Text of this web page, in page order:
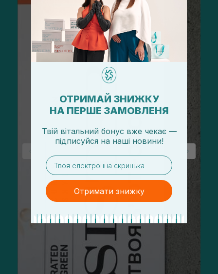
ОТРИМАЙ ЗНИЖКУ
НА ПЕРШЕ ЗАМОВЛЕНЯ
Твій вітальний бонус вже чекає —
підписуйся на наші новини!
email
Отримати знижку